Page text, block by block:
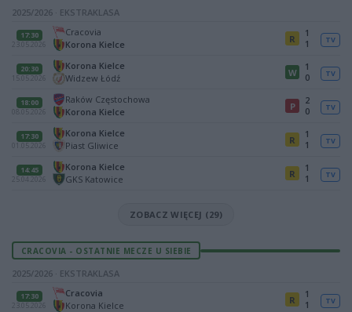
2025/2026 · EKSTRAKLASA
17:30
23.05.2026
Cracovia
Korona Kielce
R
1
1
TV
20:30
15.05.2026
Korona Kielce
Widzew Łódź
W
1
0
TV
18:00
08.05.2026
Raków Częstochowa
Korona Kielce
P
2
0
TV
17:30
01.05.2026
Korona Kielce
Piast Gliwice
R
1
1
TV
14:45
25.04.2026
Korona Kielce
GKS Katowice
R
1
1
TV
ZOBACZ WIĘCEJ (29)
CRACOVIA - OSTATNIE MECZE U SIEBIE
2025/2026 · EKSTRAKLASA
17:30
23.05.2026
Cracovia
Korona Kielce
R
1
1
TV